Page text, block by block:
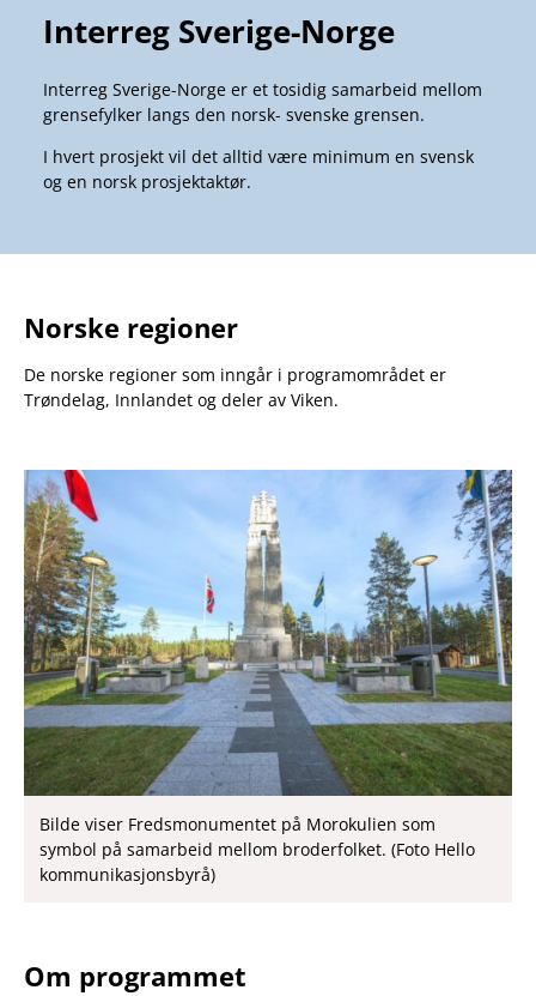
Interreg Sverige-Norge
Interreg Sverige-Norge er et tosidig samarbeid mellom
grensefylker langs den norsk- svenske grensen.
I hvert prosjekt vil det alltid være minimum en svensk
og en norsk prosjektaktør.
Norske regioner
De norske regioner som inngår i programområdet er
Trøndelag, Innlandet og deler av Viken.
Bilde viser Fredsmonumentet på Morokulien som
symbol på samarbeid mellom broderfolket. (Foto Hello
kommunikasjonsbyrå)
Om programmet